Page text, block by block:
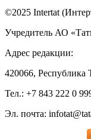
©2025 Intertat
Учредитель АО
Адрес редакции:
420066, Республика
Тел.: +7 843 222 0
Эл. почта: